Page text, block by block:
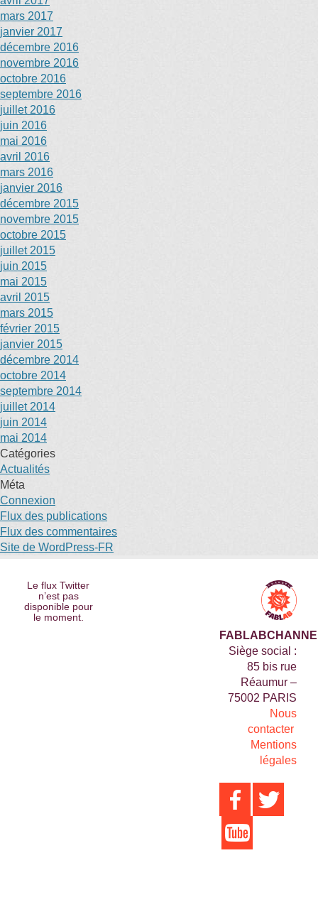
mars 2017
janvier 2017
décembre 2016
novembre 2016
octobre 2016
septembre 2016
juillet 2016
juin 2016
mai 2016
avril 2016
mars 2016
janvier 2016
décembre 2015
novembre 2015
octobre 2015
juillet 2015
juin 2015
mai 2015
avril 2015
mars 2015
février 2015
janvier 2015
décembre 2014
octobre 2014
septembre 2014
juillet 2014
juin 2014
mai 2014
Catégories
Actualités
Méta
Connexion
Flux des publications
Flux des commentaires
Site de WordPress-FR
Le flux Twitter
n’est pas
disponible pour
le moment.
Siège social :
85 bis rue
Réaumur –
75002 PARIS
Nous
contacter
Mentions
légales